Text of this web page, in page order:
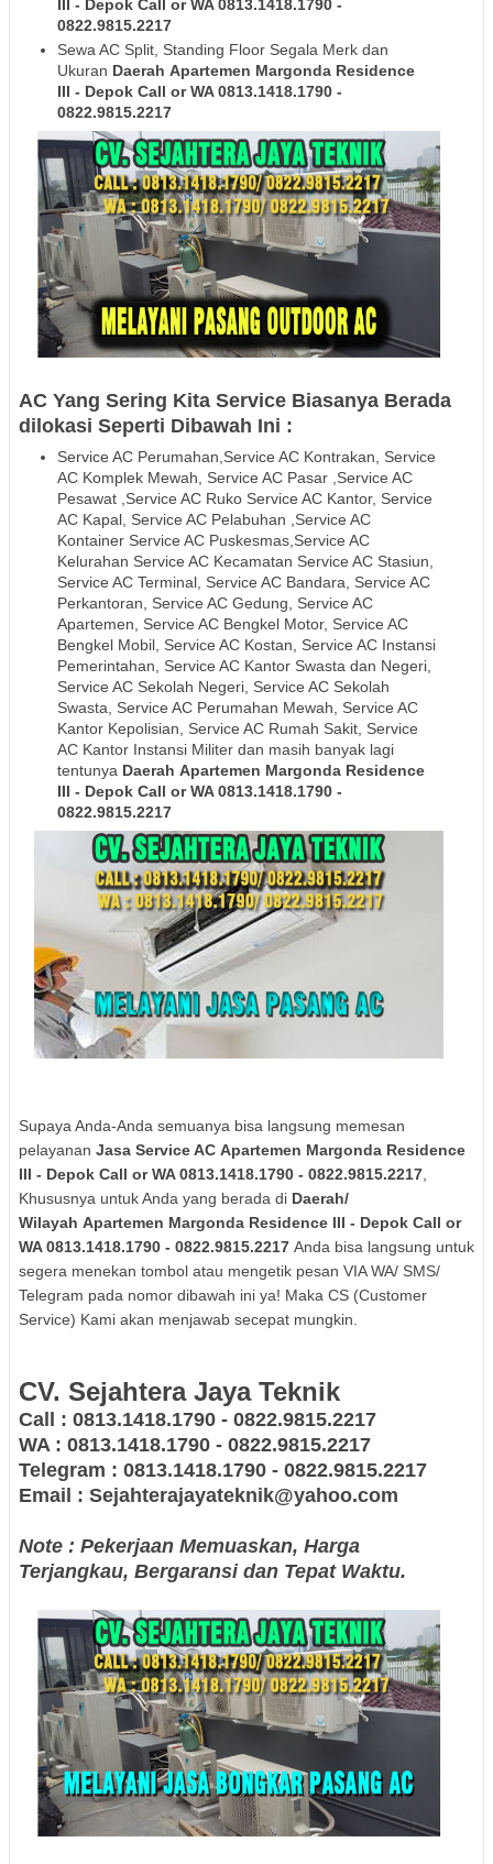
- Depok Call or WA 0813.1418.1790 -
0822.9815.2217
Sewa AC Split, Standing Floor Segala Merk dan
Ukuran Daerah Apartemen Margonda Residence
III - Depok Call or WA 0813.1418.1790 -
0822.9815.2217
AC Yang Sering Kita Service Biasanya Berada
dilokasi Seperti Dibawah Ini :
Service AC Perumahan,Service AC Kontrakan, Service
AC Komplek Mewah, Service AC Pasar ,Service AC
Pesawat ,Service AC Ruko Service AC Kantor, Service
AC Kapal, Service AC Pelabuhan ,Service AC
Kontainer Service AC Puskesmas,Service AC
Kelurahan Service AC Kecamatan Service AC Stasiun,
Service AC Terminal, Service AC Bandara, Service AC
Perkantoran, Service AC Gedung, Service AC
Apartemen, Service AC Bengkel Motor, Service AC
Bengkel Mobil, Service AC Kostan, Service AC Instansi
Pemerintahan, Service AC Kantor Swasta dan Negeri,
Service AC Sekolah Negeri, Service AC Sekolah
Swasta, Service AC Perumahan Mewah, Service AC
Kantor Kepolisian, Service AC Rumah Sakit, Service
AC Kantor Instansi Militer dan masih banyak lagi
tentunya Daerah Apartemen Margonda Residence
III - Depok Call or WA 0813.1418.1790 -
0822.9815.2217
Supaya Anda-Anda semuanya bisa langsung memesan
pelayanan Jasa Service AC Apartemen Margonda Residence
III - Depok Call or WA 0813.1418.1790 - 0822.9815.2217
Khususnya untuk Anda yang berada di Daerah/
Wilayah Apartemen Margonda Residence III - Depok Call or
WA 0813.1418.1790 - 0822.9815.2217 Anda bisa langsung untuk
segera menekan tombol atau mengetik pesan VIA WA/ SMS/
Telegram pada nomor dibawah ini ya! Maka CS (Customer
Service) Kami akan menjawab secepat mungkin.
CV. Sejahtera Jaya Teknik
Call : 0813.1418.1790 - 0822.9815.2217
WA : 0813.1418.1790 - 0822.9815.2217
Telegram : 0813.1418.1790 - 0822.9815.2217
Email : Sejahterajayateknik@yahoo.com
Note : Pekerjaan Memuaskan, Harga
Terjangkau, Bergaransi dan Tepat Waktu.